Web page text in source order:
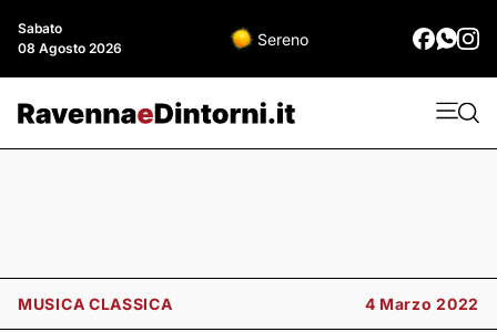
Sabato
08 Agosto 2026
Sereno
MUSICA CLASSICA 4 Marzo 2022